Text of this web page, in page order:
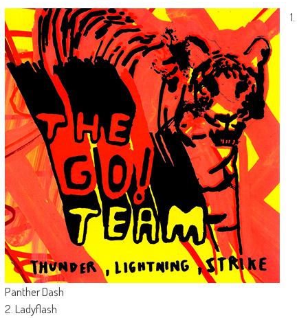
1.
Panther Dash
2. Ladyflash